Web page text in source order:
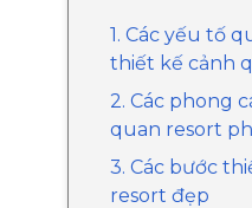
1. Các yếu tố
thiết kế cảnh
2. Các phong
quan resort
3. Các bước
resort đẹp